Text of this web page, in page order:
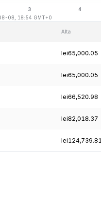
08, 18:54 GMT+0
Alta
lei65,000.05
lei65,000.05
lei66,520.98
lei82,018.37
lei124,739.81